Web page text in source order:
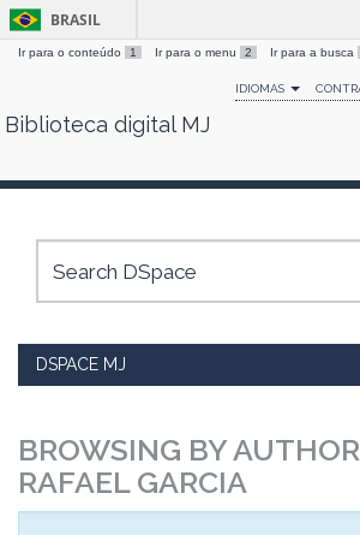
Skip
BRASIL
Ir para o conteúdo 1 Ir para o menu 2 Ir para a busca
IDIOMAS
Biblioteca digital MJ
DSPACE MJ
BROWSING BY
RAFAEL GARCIA